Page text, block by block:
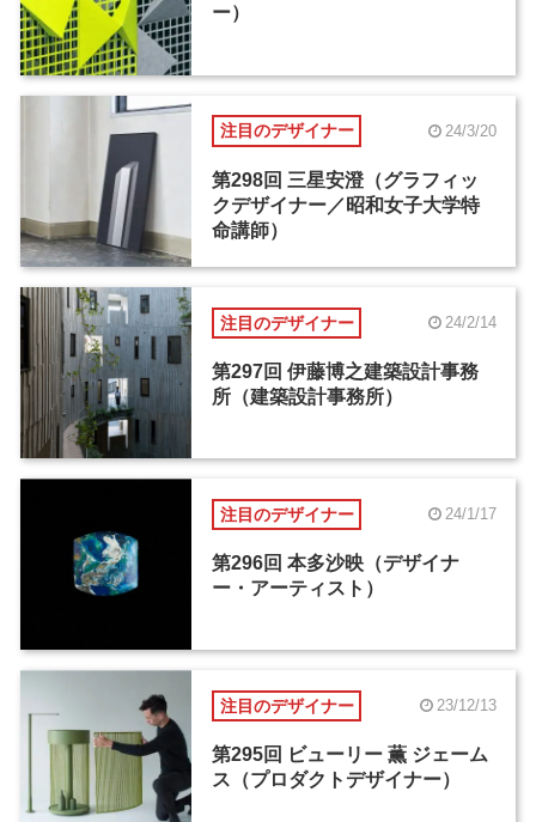
ー）
注目のデザイナー 24/3/20
第298回 三星安澄（グラフィッ
クデザイナー／昭和女子大学特
命講師）
注目のデザイナー 24/2/14
第297回 伊藤博之建築設計事務
所（建築設計事務所）
注目のデザイナー 24/1/17
第296回 本多沙映（デザイナ
ー・アーティスト）
注目のデザイナー 23/12/13
第295回 ビューリー 薫 ジェーム
ス（プロダクトデザイナー）